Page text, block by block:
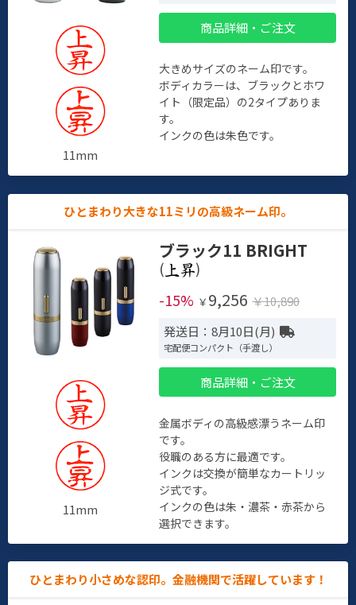
11mm
商品詳細・ご注文
大きめサイズのネーム印です。
ボディカラーは、ブラックとホワ
イト（限定品）の2タイプありま
す。
インクの色は朱色です。
ひとまわり大きな11ミリの高級ネーム印。
11mm
ブラック11 BRIGHT
(
)
-15% ￥ 9,256 ￥10,890
発送日：8月10日(月)
宅配便コンパクト（手渡し）
商品詳細・ご注文
金属ボディの高級感漂うネーム印
です。
役職のある方に最適です。
インクは交換が簡単なカートリッ
ジ式です。
インクの色は朱・濃茶・赤茶から
選択できます。
ひとまわり小さめな認印。金融機関で活躍しています！